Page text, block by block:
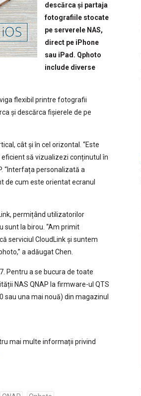
descărca și partaja
fotografiile stocate
pe serverele NAS,
direct pe iPhone
sau iPad. Qphoto
include diverse
flexibil printre fotografii
și descărca fișierele de pe
cât și în cel orizontal. “Este
să vizualizezi conținutul în
“Interfața personalizată a
de cum este orientat ecranul
permițând utilizatorilor
sunt la birou. “Am primit
serviciul CloudLink și suntem
a adăugat Chen.
Pentru a se bucura de toate
NAS QNAP la firmware-ul QTS
sau una mai nouă) din magazinul
mai multe informații privind